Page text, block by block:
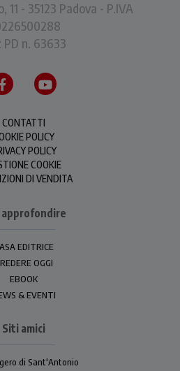
- 35123 Padova - P.IVA
PD n. 63633
CONTATTI
POLICY
POLICY
COOKIE
DI VENDITA
approfondire
EDITRICE
OGGI
EBOOK
& EVENTI
Siti amici
di Sant'Antonio